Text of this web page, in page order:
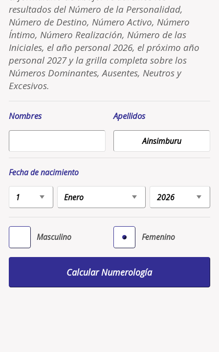
resultados del Número de la Personalidad,
Número de Destino, Número Activo, Número
Íntimo, Número Realización, Número de las
Iniciales, el año personal 2026, el próximo año
personal 2027 y la grilla completa sobre los
Números Dominantes, Ausentes, Neutros y
Excesivos.
Nombres Apellidos
Fecha de nacimiento
Masculino Femenino